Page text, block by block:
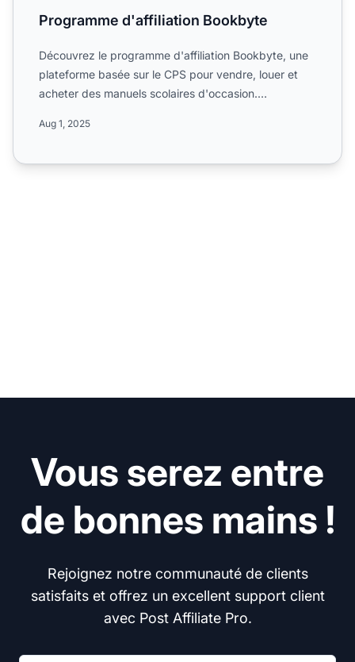
Programme d'affiliation Bookbyte
Découvrez le programme d'affiliation Bookbyte, une
plateforme basée sur le CPS pour vendre, louer et
acheter des manuels scolaires d'occasion.
Aug 1, 2025
Vous serez entre
de bonnes mains !
Rejoignez notre communauté de clients
satisfaits et offrez un excellent support client
avec Post Affiliate Pro.